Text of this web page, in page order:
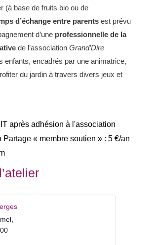
(à base de fruits bio ou de
d’échange entre parents est prévu
d’une professionnelle de la
de l’associationGrand’Dire
enfants, encadrés par une animatrice,
du jardin à travers divers jeux et
après adhésion à l'association
Partage « membre soutien » : 5 €/an